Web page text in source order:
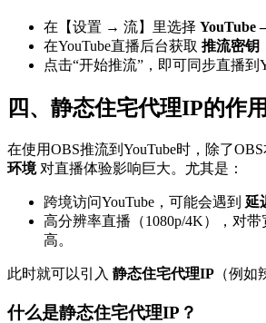
在【设置 → 流】里选择 YouTube
在YouTube直播后台获取 推流密钥
点击“开始推流”，即可同步直播到
四、静态住宅代理IP的作用
在使用OBS推流到YouTube时，除了OBS
环境对直播体验影响巨大。尤其是：
跨境访问YouTube，可能会遇到 延
高分辨率直播（1080p/4K），对
高。
此时就可以引入 静态住宅代理IP （例如
什么是静态住宅代理IP？